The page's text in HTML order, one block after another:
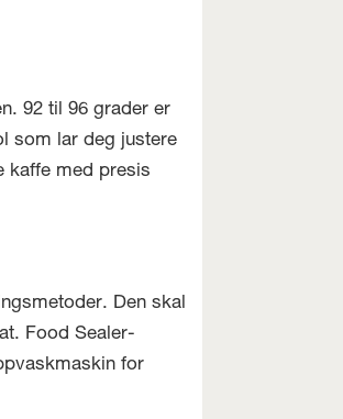
92 til 96 grader er
som lar deg justere
kaffe med presis
Den skal
Food Sealer-
for